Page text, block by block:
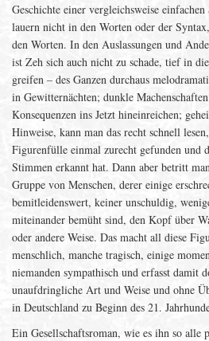
Geschichte einer vergleichsweise
lauern nicht in den Worten oder der
den Worten. In den Auslassungen und
ist Zeh sich auch nicht zu schade, tief in
greifen – des Ganzen durchaus
in Gewitternächten; dunkle
Konsequenzen ins Jetzt hineinreichen;
Hinweise, kann man das recht schnell
Figurenfülle einmal zurecht gefunden und
Stimmen erkannt hat. Dann aber betritt
Gruppe von Menschen, derer einige
bemitleidenswert, keiner unschuldig,
miteinander bemüht sind, den Kopf über
oder andere Weise. Das macht all diese
menschlich, manche tragisch, einige
niemanden sympathisch und erfasst damit
unaufdringliche Art und Weise und ohne
in Deutschland zu Beginn des 21.
Ein Gesellschaftsroman, wie es ihn so alle